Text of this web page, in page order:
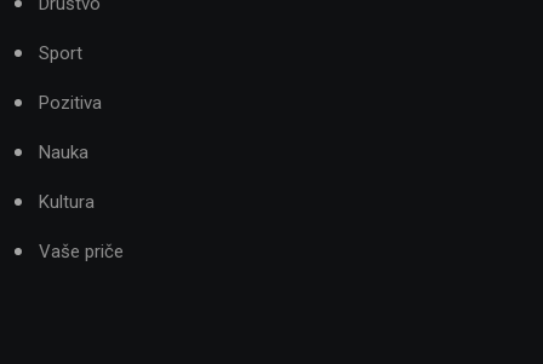
Sport
Pozitiva
Nauka
Kultura
Vaše priče